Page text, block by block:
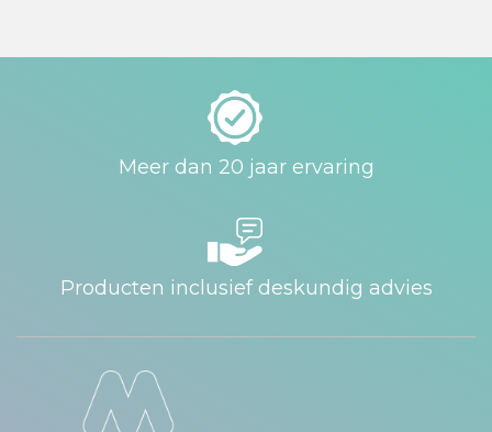
Meer dan 20 jaar ervaring
Producten inclusief deskundig advies